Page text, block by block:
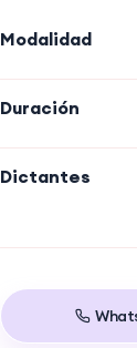
Modalidad
Duración
Dictantes